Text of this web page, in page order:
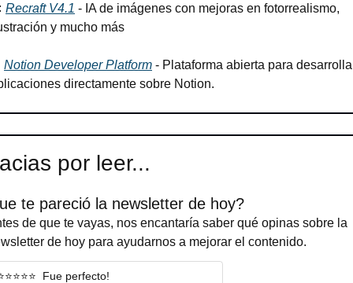
Recraft V4.1 - IA de imágenes con mejoras en fotorrealismo,
y mucho más
Notion Developer Platform - Plataforma abierta para
directamente sobre Notion.
por leer...
te pareció la newsletter de hoy?
de que te vayas, nos encantaría saber qué opinas sobre la
de hoy para ayudarnos a mejorar el contenido.
Fue perfecto!